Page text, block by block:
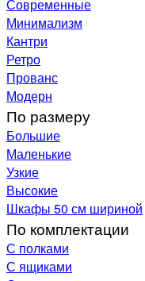
Современные
Минимализм
Кантри
Ретро
Прованс
Модерн
По размеру
Большие
Маленькие
Узкие
Высокие
Шкафы 50 см шириной
По комплектации
С полками
С ящиками